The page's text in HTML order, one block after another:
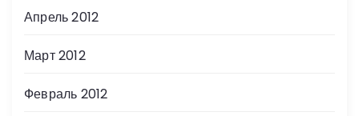
Апрель 2012
Март 2012
Февраль 2012